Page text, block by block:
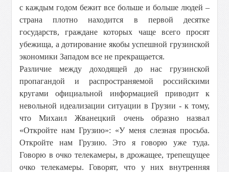
с каждым годом бежит все больше и больше людей –
страна плотно находится в первой десятке
государств, граждане которых чаще всего просят
убежища, а дотирование якобы успешной грузинской
экономики Западом все не прекращается.
Различие между доходящей до нас грузинской
пропагандой и распространяемой российскими
кругами официальной информацией приводит к
невольной идеализации ситуации в Грузии - к тому,
что Михаил Жванецкий очень образно назвал
«Откройте нам Грузию»: «У меня слезная просьба.
Откройте нам Грузию. Это я говорю уже туда.
Говорю в очко телекамеры, в дрожащее, трепещущее
очко телекамеры. Говорят, что у них внутренняя